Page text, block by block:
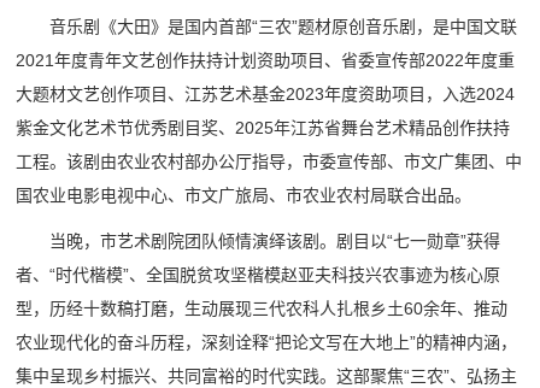
音乐剧《大田》是国内首部“三农”题材原创音乐剧，是中国文联
2021年度青年文艺创作扶持计划资助项目、省委宣传部2022年度重
大题材文艺创作项目、江苏艺术基金2023年度资助项目，入选2024
紫金文化艺术节优秀剧目奖、2025年江苏省舞台艺术精品创作扶持
工程。该剧由农业农村部办公厅指导，市委宣传部、市文广集团、中
国农业电影电视中心、市文广旅局、市农业农村局联合出品。
当晚，市艺术剧院团队倾情演绎该剧。剧目以“七一勋章”获得
者、“时代楷模”、全国脱贫攻坚楷模赵亚夫科技兴农事迹为核心原
型，历经十数稿打磨，生动展现三代农科人扎根乡土60余年、推动
农业现代化的奋斗历程，深刻诠释“把论文写在大地上”的精神内涵，
集中呈现乡村振兴、共同富裕的时代实践。这部聚焦“三农”、弘扬主